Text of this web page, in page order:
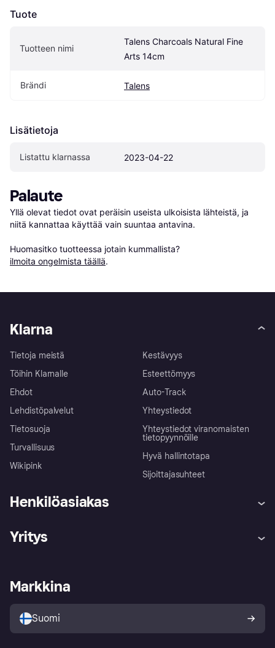
Tuote
Tuotteen nimi
Talens Charcoals Natural Fine
Arts 14cm
Brändi Talens
Lisätietoja
Listattu klarnassa 2023-04-22
Palaute
Yllä olevat tiedot ovat peräisin useista ulkoisista lähteistä, ja
niitä kannattaa käyttää vain suuntaa antavina.
Huomasitko tuotteessa jotain kummallista?
ilmoita ongelmista täällä.
Klarna
Tietoja meistä
Töihin Klarnalle
Ehdot
Lehdistöpalvelut
Tietosuoja
Turvallisuus
Wikipink
Kestävyys
Esteettömyys
Auto-Track
Yhteystiedot
Yhteystiedot viranomaisten
tietopyynnöille
Hyvä hallintotapa
Sijoittajasuhteet
Henkilöasiakas
Ohje
Kirjaudu sisään
Tutustu kauppoihin
Ostajan turva
Yritys
Kirjaudu sisään yrityksenä
Markkina
Suomi